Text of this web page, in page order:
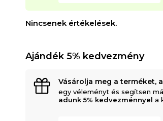
Nincsenek értékelések.
Ajándék 5% kedvezmény
Vásárolja meg a terméket,
egy véleményt és segítsen
adunk 5% kedvezménnyel a